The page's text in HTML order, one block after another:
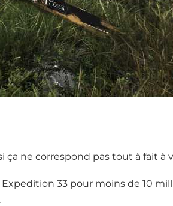
ça ne correspond pas tout à fait à
33 pour moins de 10